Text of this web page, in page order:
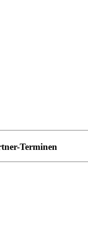
Terminen